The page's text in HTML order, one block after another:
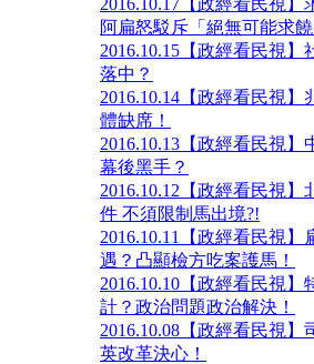
2016.10.17【政經看民視
阿扁怒駁斥「絕無可能求
2016.10.15【政經看民視
落中？
2016.10.14【政經看民視
體缺席！
2016.10.13【政經看民視
幕後黑手？
2016.10.12【政經看民視
件 不須限制馬出境?!
2016.10.11【政經看民視
遇？凸顯檢方吃案護馬！
2016.10.10【政經看民視
計？政治問題政治解決！
2016.10.08【政經看民視
英改革決心！